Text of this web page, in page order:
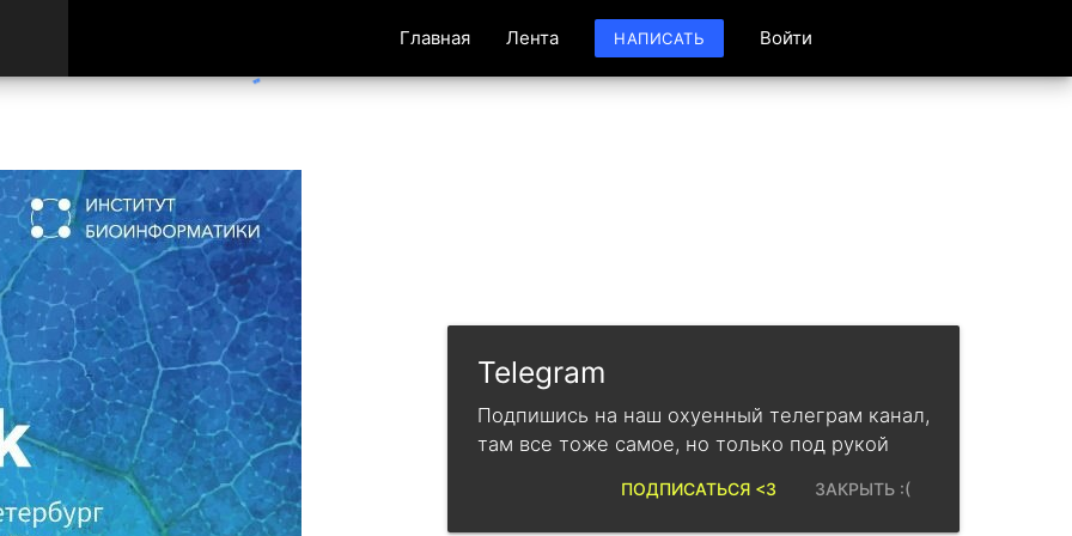
Главная Лента НАПИСАТЬ Войти
Telegram
Подпишись на наш охуенный телеграм канал,
там все тоже самое, но только под рукой
ЗАКРЫТЬ :(
ПОДПИСАТЬСЯ <3